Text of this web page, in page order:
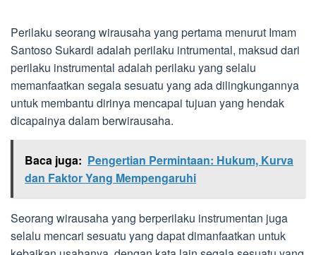
Perilaku seorang wirausaha yang pertama menurut Imam
Santoso Sukardi adalah perilaku intrumental, maksud dari
perilaku instrumental adalah perilaku yang selalu
memanfaatkan segala sesuatu yang ada dilingkungannya
untuk membantu dirinya mencapai tujuan yang hendak
dicapainya dalam berwirausaha.
Baca juga: Pengertian Permintaan: Hukum, Kurva
dan Faktor Yang Mempengaruhi
Seorang wirausaha yang berperilaku instrumentan juga
selalu mencari sesuatu yang dapat dimanfaatkan untuk